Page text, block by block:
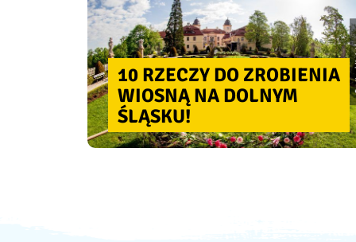
10 RZECZY DO ZROBIENIA
WIOSNĄ NA DOLNYM
ŚLĄSKU!